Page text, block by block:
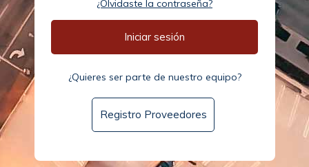
¿Olvidaste la contraseña?
¿Quieres ser parte de nuestro equipo?
Registro Proveedores